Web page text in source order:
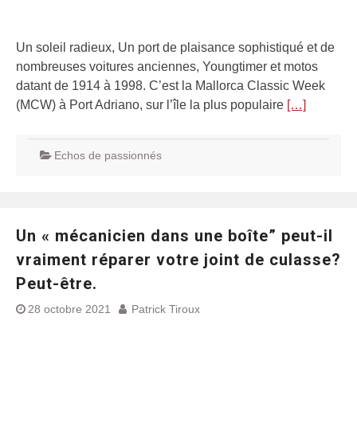
Un soleil radieux, Un port de plaisance sophistiqué et de
nombreuses voitures anciennes, Youngtimer et motos
datant de 1914 à 1998. C’est la Mallorca Classic Week
(MCW) à Port Adriano, sur l’île la plus populaire […]
Echos de passionnés
Un « mécanicien dans une boîte” peut-il
vraiment réparer votre joint de culasse?
Peut-être.
28 octobre 2021 Patrick Tiroux